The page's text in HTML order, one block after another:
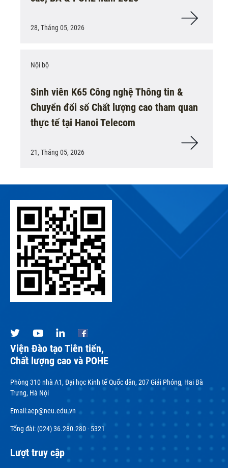
28, Tháng 05, 2026
Nội bộ
Sinh viên K65 Công nghệ Thông tin &
Chuyển đổi số Chất lượng cao tham quan
thực tế tại Hanoi Telecom
21, Tháng 05, 2026
Viện Đào tạo Tiên tiến,
Chất lượng cao và POHE
Phòng 310 nhà A1, Đại học Kinh tế Quốc dân, 207 Giải Phóng, Hai Bà
Trưng, Hà Nội
Email:aep@neu.edu.vn
Tổng đài: (024) 36.280.280 - 5321
Lượt truy cập